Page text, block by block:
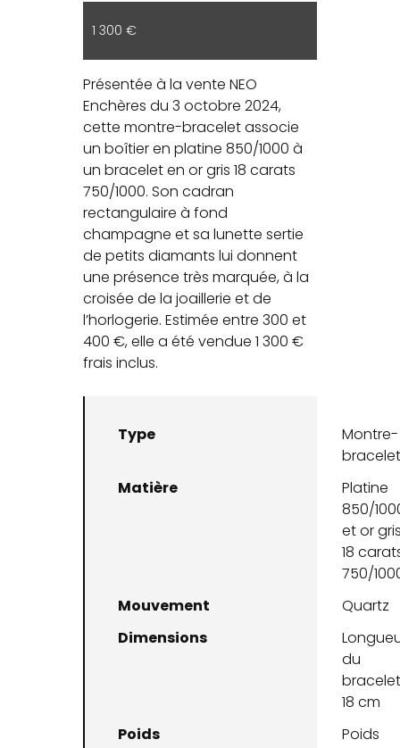
1 300 €
Présentée à la vente NEO
Enchères du 3 octobre 2024,
cette montre-bracelet associe
un boîtier en platine 850/1000 à
un bracelet en or gris 18 carats
750/1000. Son cadran
rectangulaire à fond
champagne et sa lunette sertie
de petits diamants lui donnent
une présence très marquée, à la
croisée de la joaillerie et de
l’horlogerie. Estimée entre 300 et
400 €, elle a été vendue 1 300 €
frais inclus.
Type
Montre-
Matière
Platine
850/
et or
18
750/
Mouvement
Quartz
Dimensions
du
18 cm
Poids
Poids